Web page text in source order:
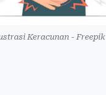
Keracunan - Freepik